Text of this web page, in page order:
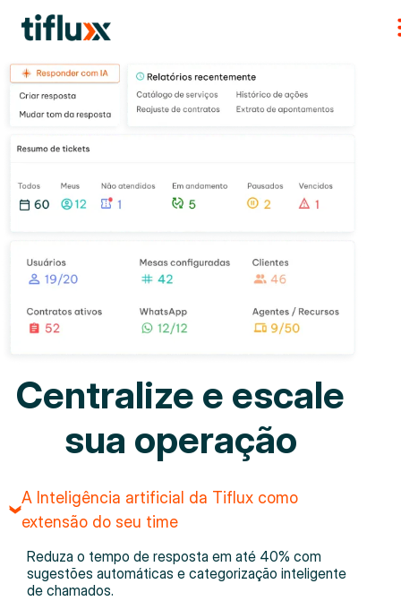
Centralize e escale
sua operação
A Inteligência artificial da Tiflux como
extensão do seu time
Reduza o tempo de resposta em até 40% com
sugestões automáticas e categorização inteligente
de chamados.